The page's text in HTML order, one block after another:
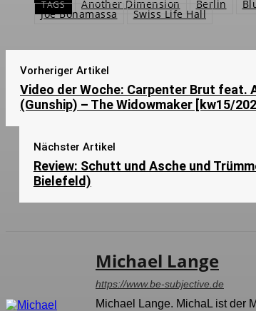
TAGS Another Dimension Berlin
Joe Bonamassa Swiss Life Hall
Vorheriger Artikel
Video der Woche: Carpenter Brut feat.
(Gunship) – The Widowmaker [kw15/
Nächster Artikel
Review: Schutt und Asche und
Bielefeld)
Michael Lange
https://www.be-subjective.de
Michael Lange. MichaL ist der